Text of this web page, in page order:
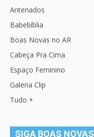
Antenados
Babebíblia
Boas Novas no AR
Cabeça Pra Cima
Espaço Feminino
Galeria Clip
Tudo +
SIGA BOAS NOVAS